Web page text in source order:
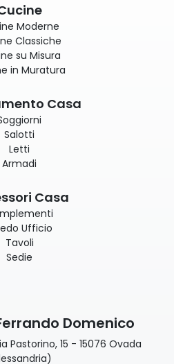
Moderne
Classiche
su Misura
in Muratura
Casa
Salotti
Letti
Armadi
Casa
Ufficio
Tavoli
Sedie
Domenico
Pastorino, 15 - 15076 Ovada